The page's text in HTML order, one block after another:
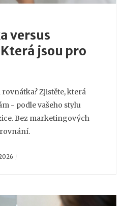
versus
jsou pro
Zjistěte, která
- podle vašeho stylu
Bez marketingových